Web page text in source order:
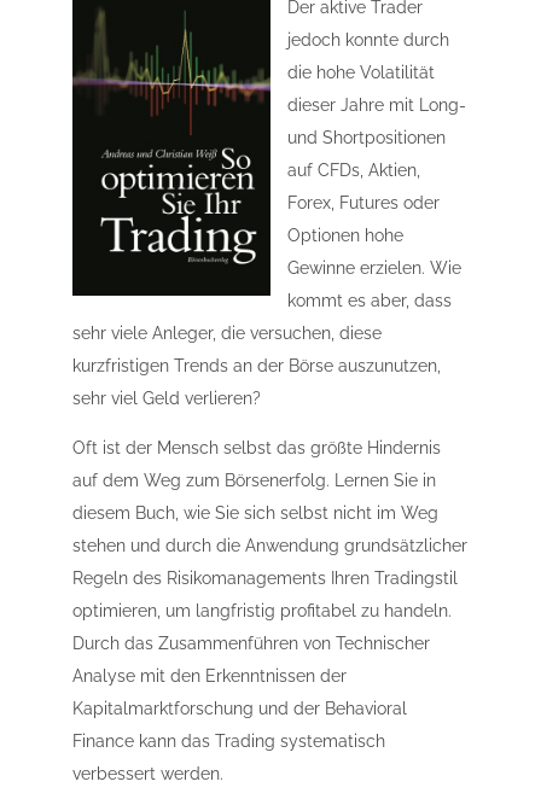
Der aktive Trader
jedoch konnte durch
die hohe Volatilität
dieser Jahre mit Long-
und Shortpositionen
auf CFDs, Aktien,
Forex, Futures oder
Optionen hohe
Gewinne erzielen. Wie
kommt es aber, dass
sehr viele Anleger, die versuchen, diese
kurzfristigen Trends an der Börse auszunutzen,
sehr viel Geld verlieren?
Oft ist der Mensch selbst das größte Hindernis
auf dem Weg zum Börsenerfolg. Lernen Sie in
diesem Buch, wie Sie sich selbst nicht im Weg
stehen und durch die Anwendung grundsätzlicher
Regeln des Risikomanagements Ihren Tradingstil
optimieren, um langfristig profitabel zu handeln.
Durch das Zusammenführen von Technischer
Analyse mit den Erkenntnissen der
Kapitalmarktforschung und der Behavioral
Finance kann das Trading systematisch
verbessert werden.